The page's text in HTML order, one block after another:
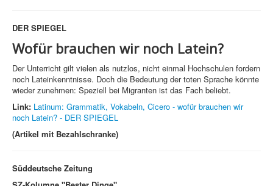
DER SPIEGEL
Wofür brauchen wir noch Latein?
Der Unterricht gilt vielen als nutzlos, nicht einmal Hochschulen fordern
noch Lateinkenntnisse. Doch die Bedeutung der toten Sprache könnte
wieder zunehmen: Speziell bei Migranten ist das Fach beliebt.
Link: Latinum: Grammatik, Vokabeln, Cicero - wofür brauchen wir
noch Latein? - DER SPIEGEL
(Artikel mit Bezahlschranke)
Süddeutsche Zeitung